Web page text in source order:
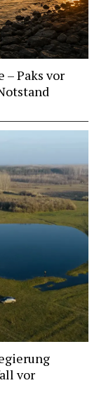
Paks vor
vor